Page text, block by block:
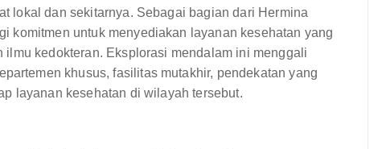
lokal dan sekitarnya. Sebagai bagian dari Hermina
komitmen untuk menyediakan layanan kesehatan yang
kedokteran. Eksplorasi mendalam ini menggali
khusus, fasilitas mutakhir, pendekatan yang
layanan kesehatan di wilayah tersebut.